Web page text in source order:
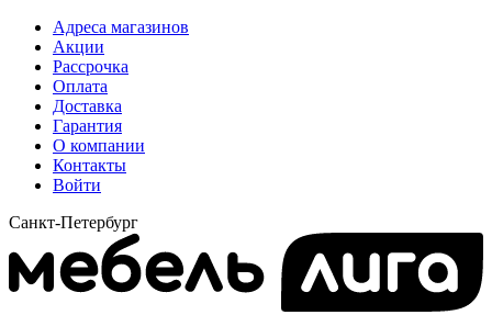
Адреса магазинов
Акции
Рассрочка
Оплата
Доставка
Гарантия
О компании
Контакты
Войти
Санкт-Петербург